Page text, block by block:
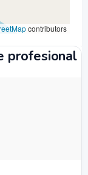
contributors
profesional